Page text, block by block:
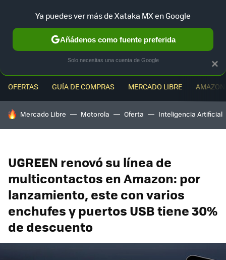
OFERTAS GUÍA DE COMPRAS MERCADO LIBRE
HOY SE HABLA DE
Mercado Libre Motorola Oferta Inteligencia Artificial
UGREEN renovó su línea de
multicontactos en Amazon: por
lanzamiento, este con varios
enchufes y puertos USB tiene 30%
de descuento
×
Ya puedes ver más de Xataka MX en Google
Añádenos como fuente preferida
Solo necesitas una cuenta de Google